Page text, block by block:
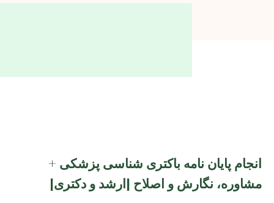
انجام پایان نامه باکتری شناسی پزشکی +
مشاوره، نگارش و اصلاح [ارشد و دکتری]